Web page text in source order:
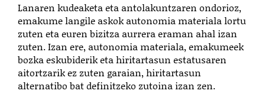
Lanaren kudeaketa eta antolakuntzaren ondorioz,
emakume langile askok autonomia materiala lortu
zuten eta euren bizitza aurrera eraman ahal izan
zuten. Izan ere, autonomia materiala, emakumeek
bozka eskubiderik eta hiritartasun estatusaren
aitortzarik ez zuten garaian, hiritartasun
alternatibo bat definitzeko zutoina izan zen.